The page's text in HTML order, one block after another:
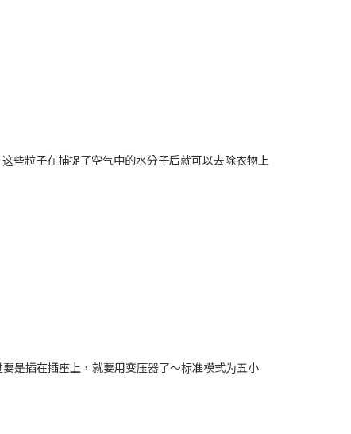
些粒子在捕捉了空气中的水分子后就可以去除衣物上
是插在插座上，就要用变压器了～标准模式为五小